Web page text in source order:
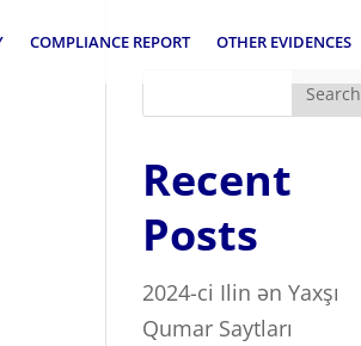
COMPLIANCE REPORT OTHER EVIDENCES
Search
Recent
Posts
2024-ci Ilin ən Yaxşı
Qumar Saytları ️